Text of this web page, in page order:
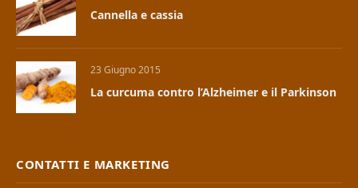
Cannella e cassia
23 Giugno 2015
La curcuma contro l’Alzheimer e il Parkinson
CONTATTI E MARKETING